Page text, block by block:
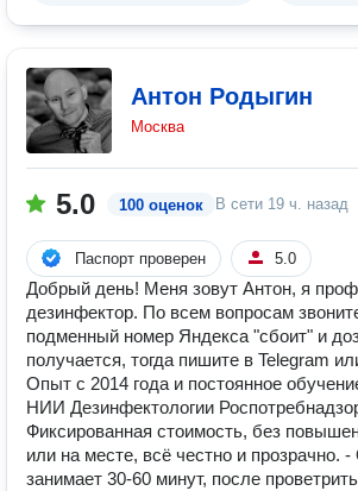
Антон Родыгин
Москва
5.0 100 оценок В сети 19 ч. назад
Паспорт проверен 5.0
Добрый день! Меня зовут Антон, я
дезинфектор. По всем вопросам
подменный номер Яндекса "сбоит" и
получается, тогда пишите в Telegram
Опыт с 2014 года и постоянное
НИИ Дезинфектологии
Фиксированная стоимость, без
или на месте, всё честно и прозрачно.
занимает 30-60 минут, после